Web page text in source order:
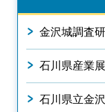
金沢城調査
石川県産業
石川県立金